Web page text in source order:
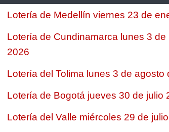
Lotería de Medellín viernes 23 de
Lotería de Cundinamarca lunes 3 de
2026
Lotería del Tolima lunes 3 de agosto
Lotería de Bogotá jueves 30 de julio
Lotería del Valle miércoles 29 de